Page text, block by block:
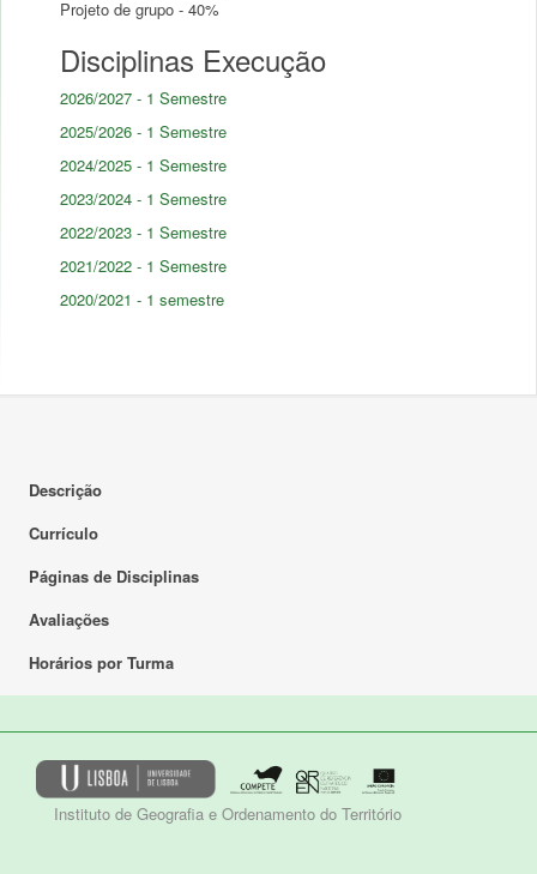
Disciplinas Execução
2026/2027 - 1 Semestre
2025/2026 - 1 Semestre
2024/2025 - 1 Semestre
2023/2024 - 1 Semestre
2022/2023 - 1 Semestre
2021/2022 - 1 Semestre
2020/2021 - 1 semestre
Descrição
Currículo
Páginas de Disciplinas
Avaliações
Horários por Turma
Instituto de Geografia e Ordenamento do Território